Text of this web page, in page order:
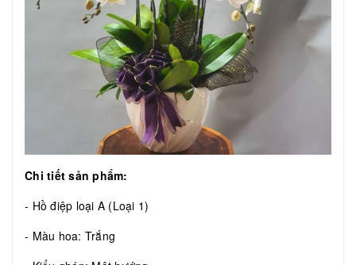
Chi tiết sản phẩm:
- Hồ điệp loại A (Loại 1)
- Màu hoa: Trắng